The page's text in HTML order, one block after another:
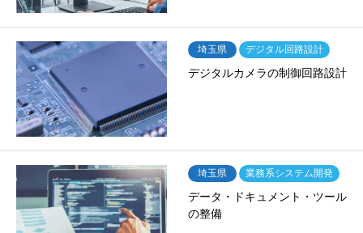
埼玉県 デジタル回路設計
デジタルカメラの制御回路設計
埼玉県 業務系システム開発
データ・ドキュメント・ツール
の整備